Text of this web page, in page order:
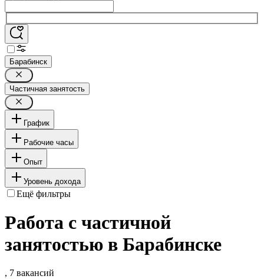
Барабинск
Частичная занятость
График
Рабочие часы
Опыт
Уровень дохода
Ещё фильтры
Работа с частичной
занятостью в Барабинске
, 7 вакансий